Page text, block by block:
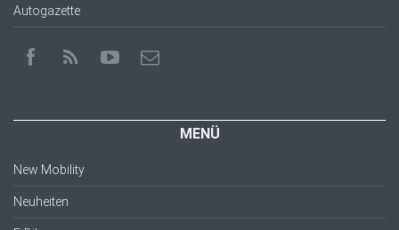
Autogazette
MENÜ
New Mobility
Neuheiten